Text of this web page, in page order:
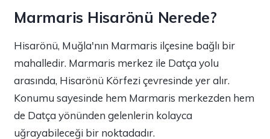
Marmaris Hisarönü Nerede?
Hisarönü, Muğla'nın Marmaris ilçesine bağlı bir
mahalledir. Marmaris merkez ile Datça yolu
arasında, Hisarönü Körfezi çevresinde yer alır.
Konumu sayesinde hem Marmaris merkezden hem
de Datça yönünden gelenlerin kolayca
uğrayabileceği bir noktadadır.